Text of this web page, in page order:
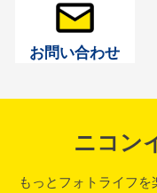
お問い合わせ
ニコン
もっとフォトライフを